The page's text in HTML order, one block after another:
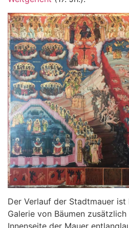
Der Verlauf der Stadtmauer
Galerie von Bäumen
Innenseite der Mauer